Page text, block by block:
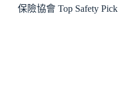
保險協會 Top Safety